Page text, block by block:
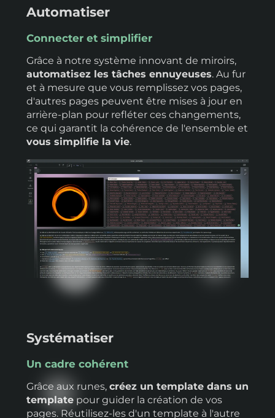
Automatiser
Connecter et simplifier
Grâce à notre système innovant de miroirs,
automatisez les tâches ennuyeuses. Au fur
et à mesure que vous remplissez vos pages,
d'autres pages peuvent être mises à jour en
arrière-plan pour refléter ces changements,
ce qui garantit la cohérence de l'ensemble et
vous simplifie la vie.
Systématiser
Un cadre cohérent
Grâce aux runes, créez un template dans un
templatepour guider la création de vos
pages. Réutilisez-les d'un template à l'autre